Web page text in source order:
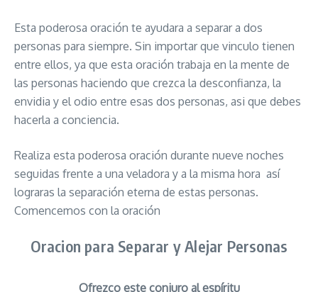
Esta poderosa oración te ayudara a separar a dos
personas para siempre. Sin importar que vinculo tienen
entre ellos, ya que esta oración trabaja en la mente de
las personas haciendo que crezca la desconfianza, la
envidia y el odio entre esas dos personas, asi que debes
hacerla a conciencia.
Realiza esta poderosa oración durante nueve noches
seguidas frente a una veladora y a la misma hora así
lograras la separación eterna de estas personas.
Comencemos con la oración
Oracion para Separar y Alejar Personas
Ofrezco este conjuro al espíritu